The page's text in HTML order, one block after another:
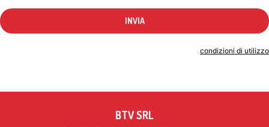
condizioni di utilizzo
BTV SRL